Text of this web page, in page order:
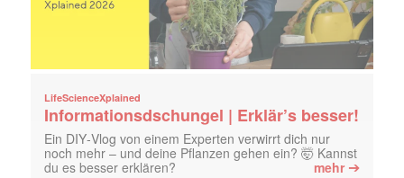
LifeScienceXplained
Informationsdschungel | Erklär’s besser!
Ein DIY‑Vlog von einem Experten verwirrt dich nur
noch mehr – und deine Pflanzen gehen ein? 🤯 Kannst
du es besser erklären?
mehr ➔